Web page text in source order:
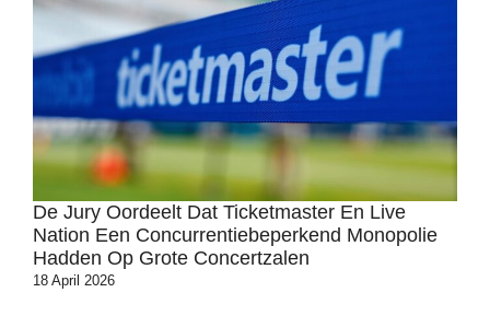
De Jury Oordeelt Dat Ticketmaster En Live
Nation Een Concurrentiebeperkend Monopolie
Hadden Op Grote Concertzalen
18 April 2026